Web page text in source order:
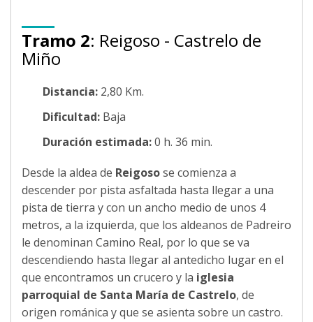
Tramo 2: Reigoso - Castrelo de
Miño
Distancia: 2,80 Km.
Dificultad: Baja
Duración estimada:0 h. 36 min.
Desde la aldea de Reigosose comienza a
descender por pista asfaltada hasta llegar a una
pista de tierra y con un ancho medio de unos 4
metros, a la izquierda, que los aldeanos de Padreiro
le denominan Camino Real, por lo que se va
descendiendo hasta llegar al antedicho lugar en el
que encontramos un crucero y la iglesia
parroquial de Santa María de Castrelo, de
origen románica y que se asienta sobre un castro.